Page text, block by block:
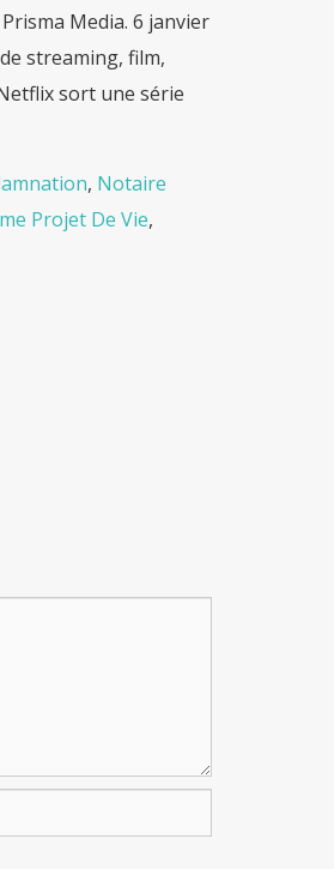
Media. 6 janvier
streaming, film,
sort une série
, Notaire
Projet De Vie,